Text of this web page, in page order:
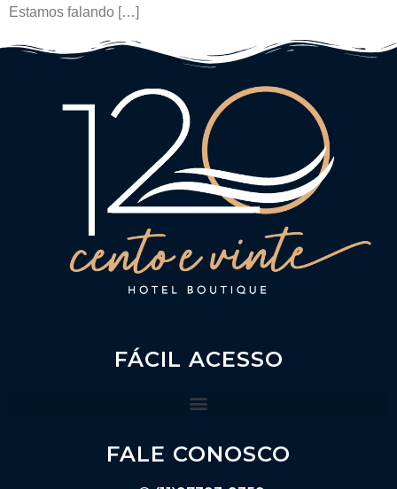
Estamos falando […]
FÁCIL ACESSO
FALE CONOSCO